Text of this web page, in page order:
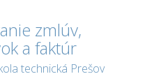
zmlúv,
a faktúr
technická Prešov